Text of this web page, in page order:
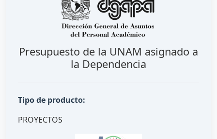
Presupuesto de la UNAM asignado a
la Dependencia
Tipo de producto:
PROYECTOS